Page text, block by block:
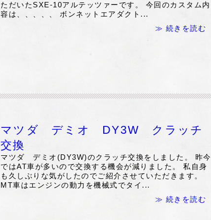
ただいたSXE-10アルテッツァーです。 今回のカスタム内
容は、、、、、 ボンネットエアダクト...
≫ 続きを読む
マツダ デミオ DY3W クラッチ
交換
マツダ デミオ(DY3W)のクラッチ交換をしました。 昨今
ではAT車が多いので交換する機会が減りました。 私自身
も久しぶりな気がしたのでご紹介させていただきます。
MT車はエンジンの動力を機械式でタイ...
≫ 続きを読む